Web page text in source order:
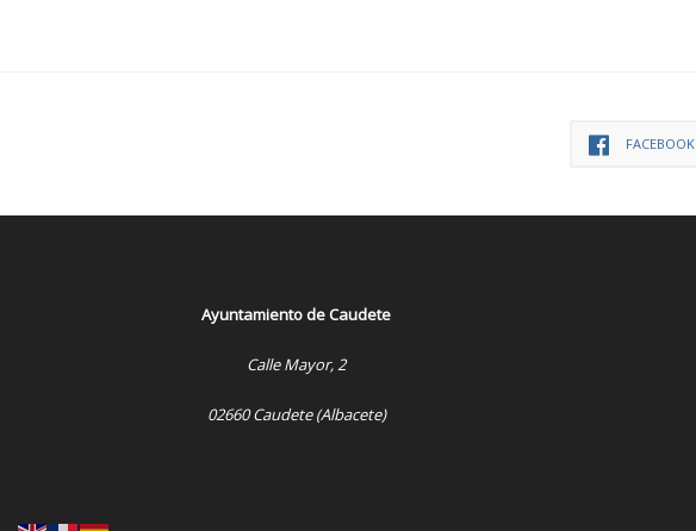
FACEBOOK
Ayuntamiento de Caudete
Calle Mayor, 2
02660 Caudete (Albacete)